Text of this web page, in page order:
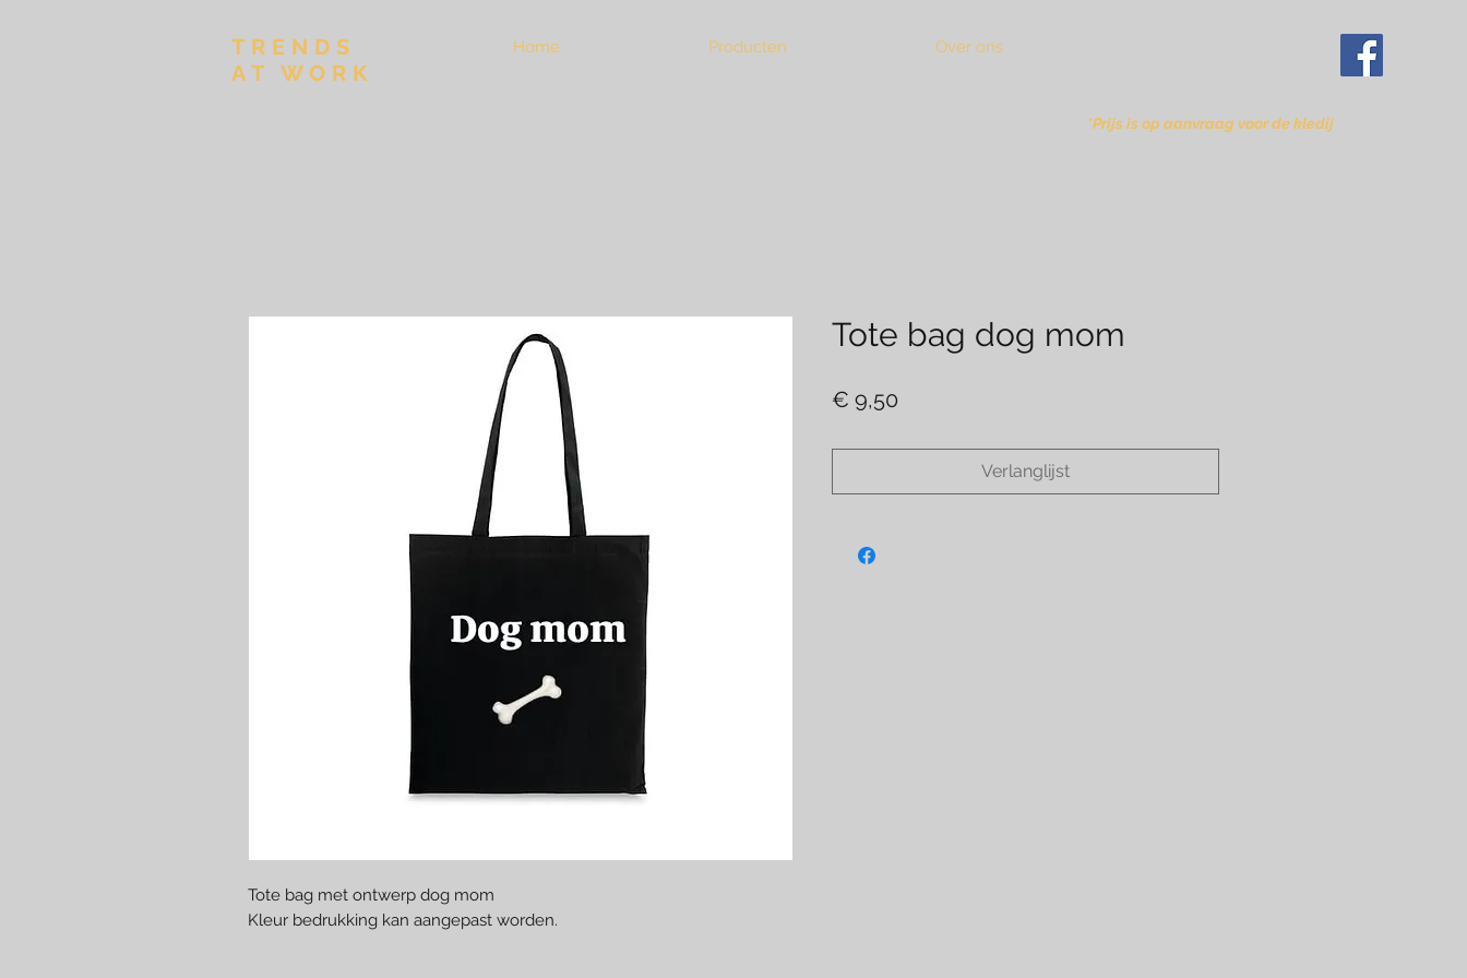
TRENDS
AT WORK
Home Producten Over ons
*Prijs is op aanvraag voor de kledij
Tote bag met ontwerp dog mom
Kleur bedrukking kan aangepast worden.
Tote bag dog mom
€ 9,50
Verlanglijst